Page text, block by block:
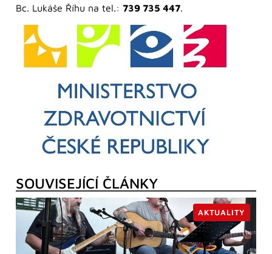
Bc. Lukáše Říhu na tel.: 739 735 447.
SOUVISEJÍCÍ ČLÁNKY
AKTUALITY